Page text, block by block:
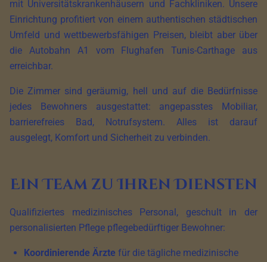
mit Universitätskrankenhäusern und Fachkliniken. Unsere
Einrichtung profitiert von einem authentischen städtischen
Umfeld und wettbewerbsfähigen Preisen, bleibt aber über
die Autobahn A1 vom Flughafen Tunis-Carthage aus
erreichbar.
Die Zimmer sind geräumig, hell und auf die Bedürfnisse
jedes Bewohners ausgestattet: angepasstes Mobiliar,
barrierefreies Bad, Notrufsystem. Alles ist darauf
ausgelegt, Komfort und Sicherheit zu verbinden.
Ein Team zu Ihren Diensten
Qualifiziertes medizinisches Personal, geschult in der
personalisierten Pflege pflegebedürftiger Bewohner:
Koordinierende Ärzte für die tägliche medizinische